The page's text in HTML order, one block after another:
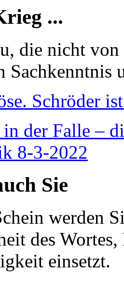
...
die nicht
Sachkenntnis
Schröder
in der Falle –
8-3-2022
Sie
werden
des
einsetzt.